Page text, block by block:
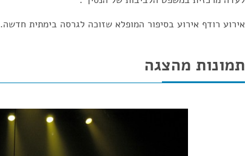
אירוע רודף אירוע בסיפור המופלא שזוכה לגרסה בימתית חדשה.
תמונות מהצגה